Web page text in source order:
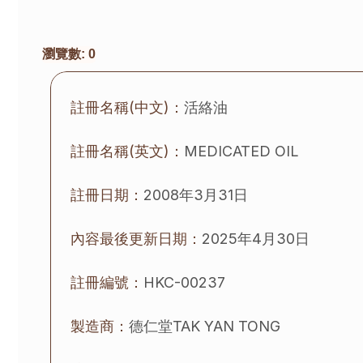
瀏覽數: 0
註冊名稱(中文)： 活絡油
註冊名稱(英文)： MEDICATED OIL
註冊日期： 2008年3月31日
內容最後更新日期： 2025年4月30日
註冊編號： HKC-00237
製造商： 德仁堂TAK YAN TONG